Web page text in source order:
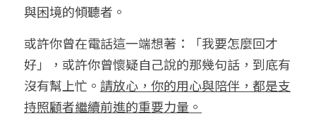
與困境的傾聽者。
或許你曾在電話這一端想著：「我要怎麼回才
好」，或許你曾懷疑自己說的那幾句話，到底有
沒有幫上忙。 請放心，你的用心與陪伴，都是支
持照顧者繼續前進的重要力量。